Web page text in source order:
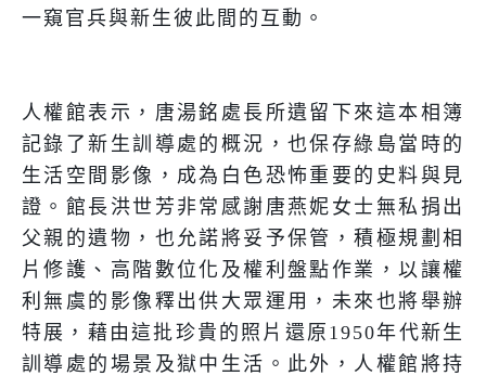
一窺官兵與新生彼此間的互動。
人權館表示，唐湯銘處長所遺留下來這本相簿
記錄了新生訓導處的概況，也保存綠島當時的
生活空間影像，成為白色恐怖重要的史料與見
證。館長洪世芳非常感謝唐燕妮女士無私捐出
父親的遺物，也允諾將妥予保管，積極規劃相
片修護、高階數位化及權利盤點作業，以讓權
利無虞的影像釋出供大眾運用，未來也將舉辦
特展，藉由這批珍貴的照片還原 1950年代新生
訓導處的場景及獄中生活。此外，人權館將持